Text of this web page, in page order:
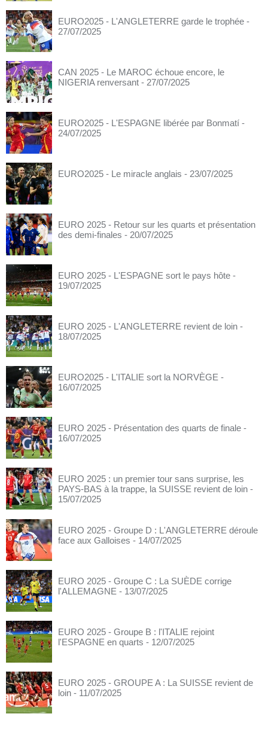
EURO2025 - L'ANGLETERRE garde le trophée -
27/07/2025
CAN 2025 - Le MAROC échoue encore, le
NIGERIA renversant - 27/07/2025
EURO2025 - L'ESPAGNE libérée par Bonmatí -
24/07/2025
EURO2025 - Le miracle anglais - 23/07/2025
EURO 2025 - Retour sur les quarts et présentation
des demi-finales - 20/07/2025
EURO 2025 - L'ESPAGNE sort le pays hôte -
19/07/2025
EURO 2025 - L'ANGLETERRE revient de loin -
18/07/2025
EURO2025 - L'ITALIE sort la NORVÈGE -
16/07/2025
EURO 2025 - Présentation des quarts de finale -
16/07/2025
EURO 2025 : un premier tour sans surprise, les
PAYS-BAS à la trappe, la SUISSE revient de loin -
15/07/2025
EURO 2025 - Groupe D : L'ANGLETERRE déroule
face aux Galloises - 14/07/2025
EURO 2025 - Groupe C : La SUÈDE corrige
l'ALLEMAGNE - 13/07/2025
EURO 2025 - Groupe B : l'ITALIE rejoint
l'ESPAGNE en quarts - 12/07/2025
EURO 2025 - GROUPE A : La SUISSE revient de
loin - 11/07/2025